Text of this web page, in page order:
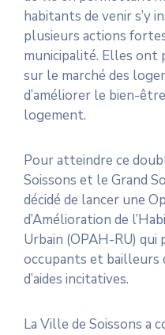
habitants de venir s’y
plusieurs actions
municipalité. Elles
sur le marché des
d’améliorer le bien-
logement.
Pour atteindre ce
Soissons et le Grand
décidé de lancer une
d’Amélioration de
Urbain (OPAH-RU)
occupants et bailleurs
d’aides incitatives.
La Ville de Soissons a